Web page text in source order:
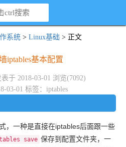
系统 > Linux基础 > 正文
iptables基本配置
表于 2018-03-01 浏览(7092)
03-01 标签： iptables
，一种是直接在iptables后面跟一些
save 保存到配置文件夹，一